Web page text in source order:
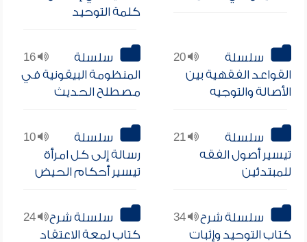
كلمة التوحيد
20
سلسلة
القواعد الفقهية بين
الأصالة والتوجيه
16
سلسلة
المنظومة البيقونية في
مصطلح الحديث
21
سلسلة
تيسير أصول الفقه
للمبتدئين
10
سلسلة
رسالة إلى كل امرأة
تيسير أحكام الحيض
34
سلسلة شرح
كتاب التوحيد وإثبات
24
سلسلة شرح
كتاب لمعة الاعتقاد